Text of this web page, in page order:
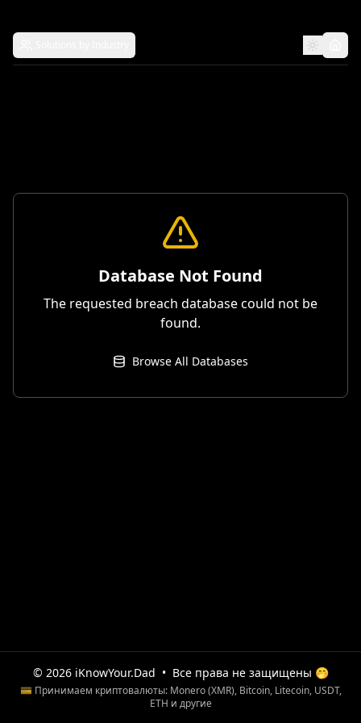
Database Not Found
The requested breach database could not be
found.
Browse All Databases
© 2026 iKnowYour.Dad • Все права не защищены 🤭
💳 Принимаем криптовалюты: Monero (XMR), Bitcoin, Litecoin, USDT,
ETH и другие